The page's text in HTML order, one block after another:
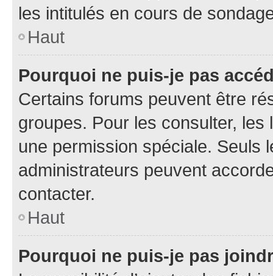
les intitulés en cours de
Haut
Pourquoi ne puis-je pas
Certains forums peuvent être
groupes. Pour les consulter,
une permission spéciale. Seuls
administrateurs peuvent
contacter.
Haut
Pourquoi ne puis-je pas